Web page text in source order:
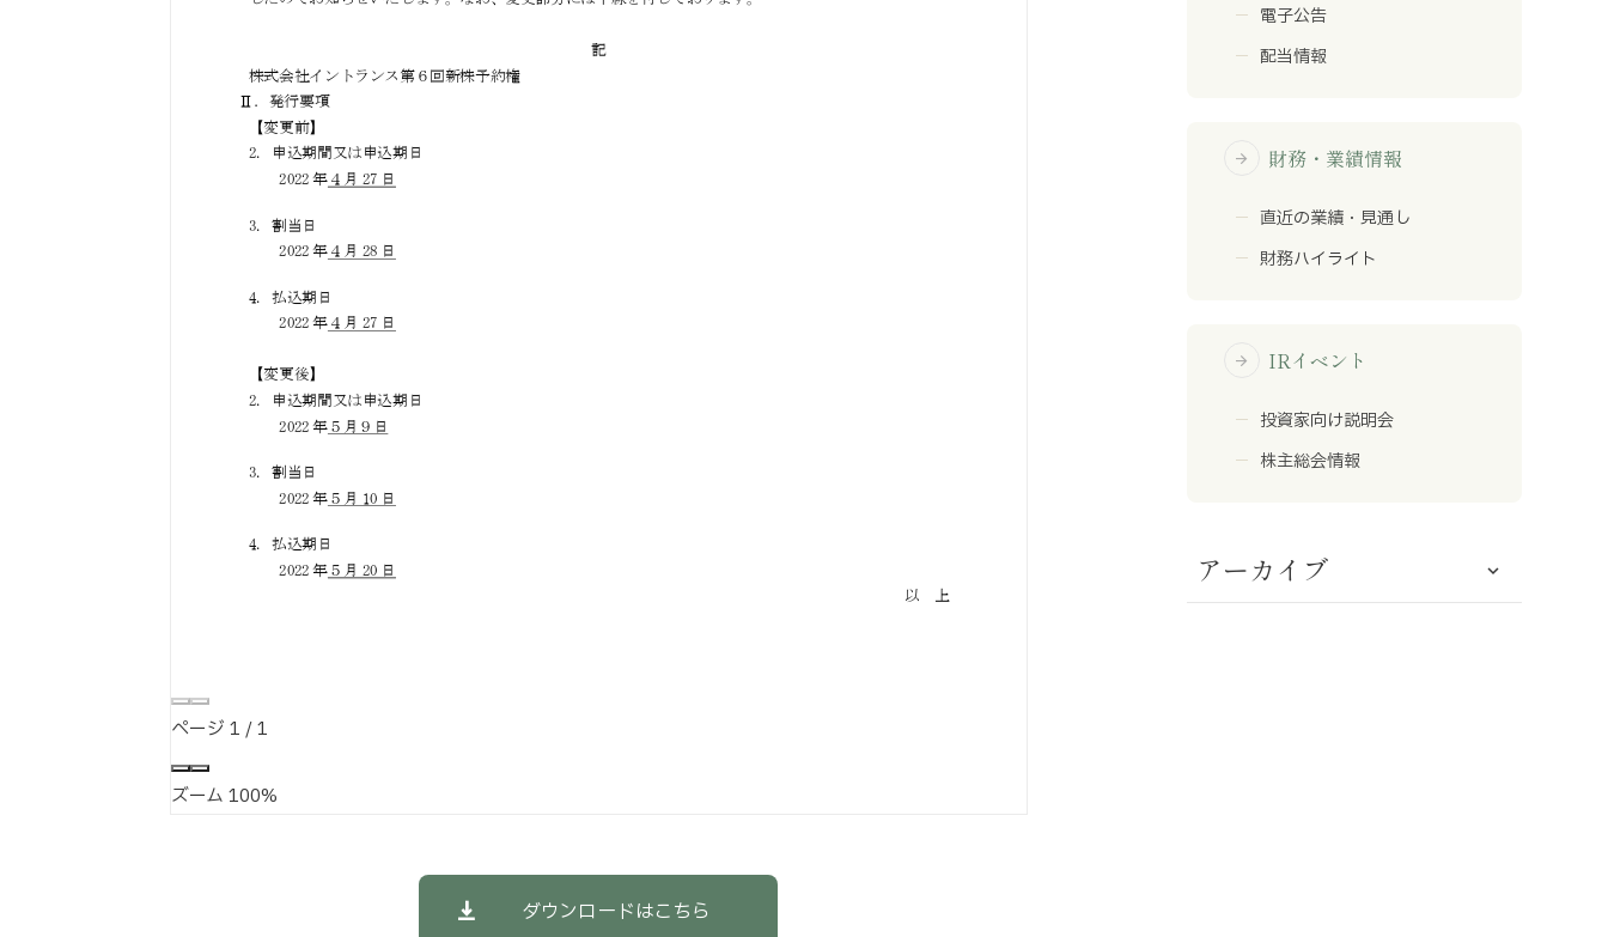
ページ 1 /1
ズーム 100%
ダウンロードはこちら
電子公告
配当情報
arrow_forward 財務・業績情報
直近の業績・見通し
財務ハイライト
arrow_forward IRイベント
投資家向け説明会
株主総会情報
アーカイブ